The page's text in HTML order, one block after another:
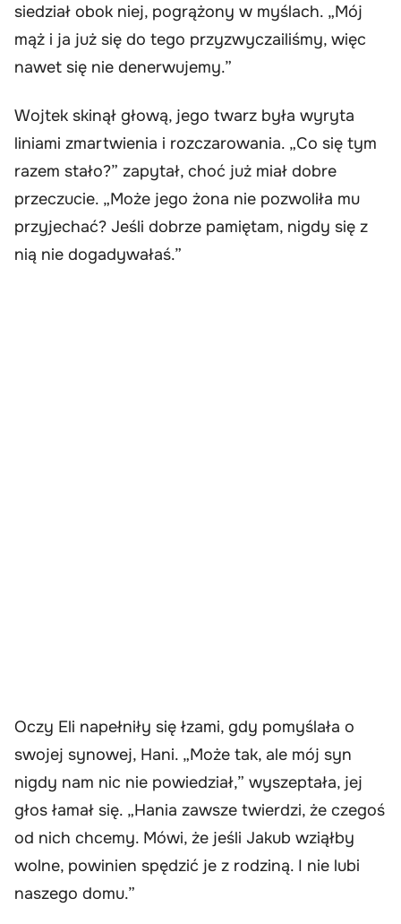
siedział obok niej, pogrążony w myślach. „Mój
mąż i ja już się do tego przyzwyczailiśmy, więc
nawet się nie denerwujemy.”
Wojtek skinął głową, jego twarz była wyryta
liniami zmartwienia i rozczarowania. „Co się tym
razem stało?” zapytał, choć już miał dobre
przeczucie. „Może jego żona nie pozwoliła mu
przyjechać? Jeśli dobrze pamiętam, nigdy się z
nią nie dogadywałaś.”
Oczy Eli napełniły się łzami, gdy pomyślała o
swojej synowej, Hani. „Może tak, ale mój syn
nigdy nam nic nie powiedział,” wyszeptała, jej
głos łamał się. „Hania zawsze twierdzi, że czegoś
od nich chcemy. Mówi, że jeśli Jakub wziąłby
wolne, powinien spędzić je z rodziną. I nie lubi
naszego domu.”